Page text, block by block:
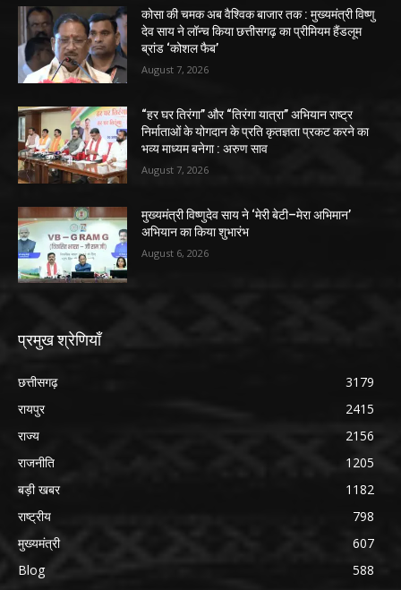
कोसा की चमक अब वैश्विक बाजार तक : मुख्यमंत्री विष्णु
देव साय ने लॉन्च किया छत्तीसगढ़ का प्रीमियम हैंडलूम
ब्रांड ‘कोशल फैब’
August 7, 2026
“हर घर तिरंगा” और “तिरंगा यात्रा” अभियान राष्ट्र
निर्माताओं के योगदान के प्रति कृतज्ञता प्रकट करने का
भव्य माध्यम बनेगा : अरुण साव
August 7, 2026
मुख्यमंत्री विष्णुदेव साय ने ‘मेरी बेटी–मेरा अभिमान’
अभियान का किया शुभारंभ
August 6, 2026
प्रमुख श्रेणियाँ
छत्तीसगढ़
3179
रायपुर
2415
राज्य
2156
राजनीति
1205
बड़ी खबर
1182
राष्ट्रीय
798
मुख्यमंत्री
607
Blog
588